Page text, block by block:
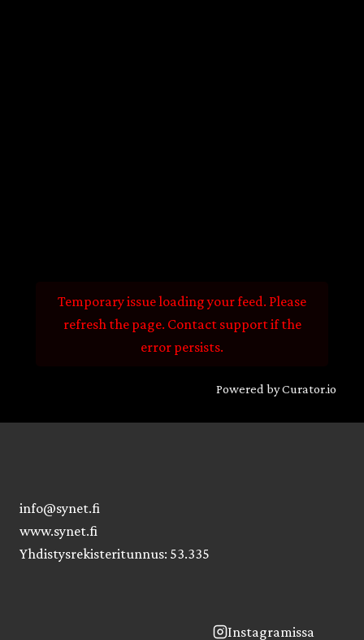
Temporary issue loading your feed. Please
refresh the page. Contact support if the
error persists.
Powered by Curator.io
info@synet.fi
www.synet.fi
Yhdistysrekisteritunnus: 53.335
Instagramissa